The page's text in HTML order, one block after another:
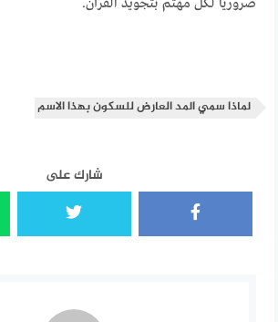
ضروريًا لكل مهتم بتجويد القرآن.
لماذا سمي المد العارض للسكون بهذا الاسم
شارك على